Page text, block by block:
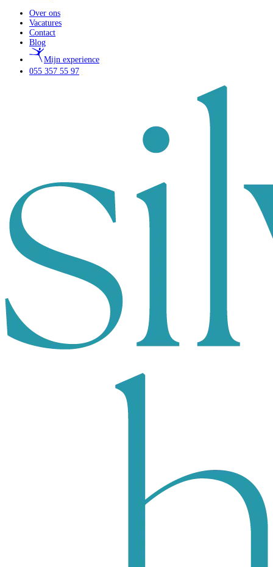
Over ons
Vacatures
Contact
Blog
Mijn experience
055 357 55 97